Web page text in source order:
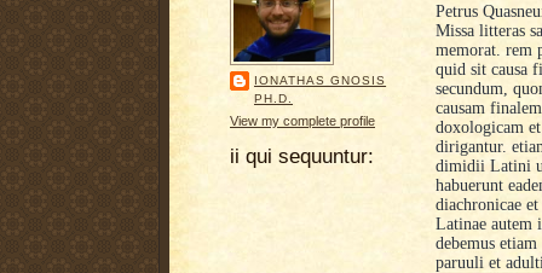
IONATHAS GNOSIS
PH.D.
View my complete profile
ii qui sequuntur:
Petrus
Missa litteras
memorat. rem
quid sit causa
secundum,
causam
doxologicam
dirigantur.
dimidii Latini
habuerunt
diachronicae
Latinae autem
debemus
paruuli et